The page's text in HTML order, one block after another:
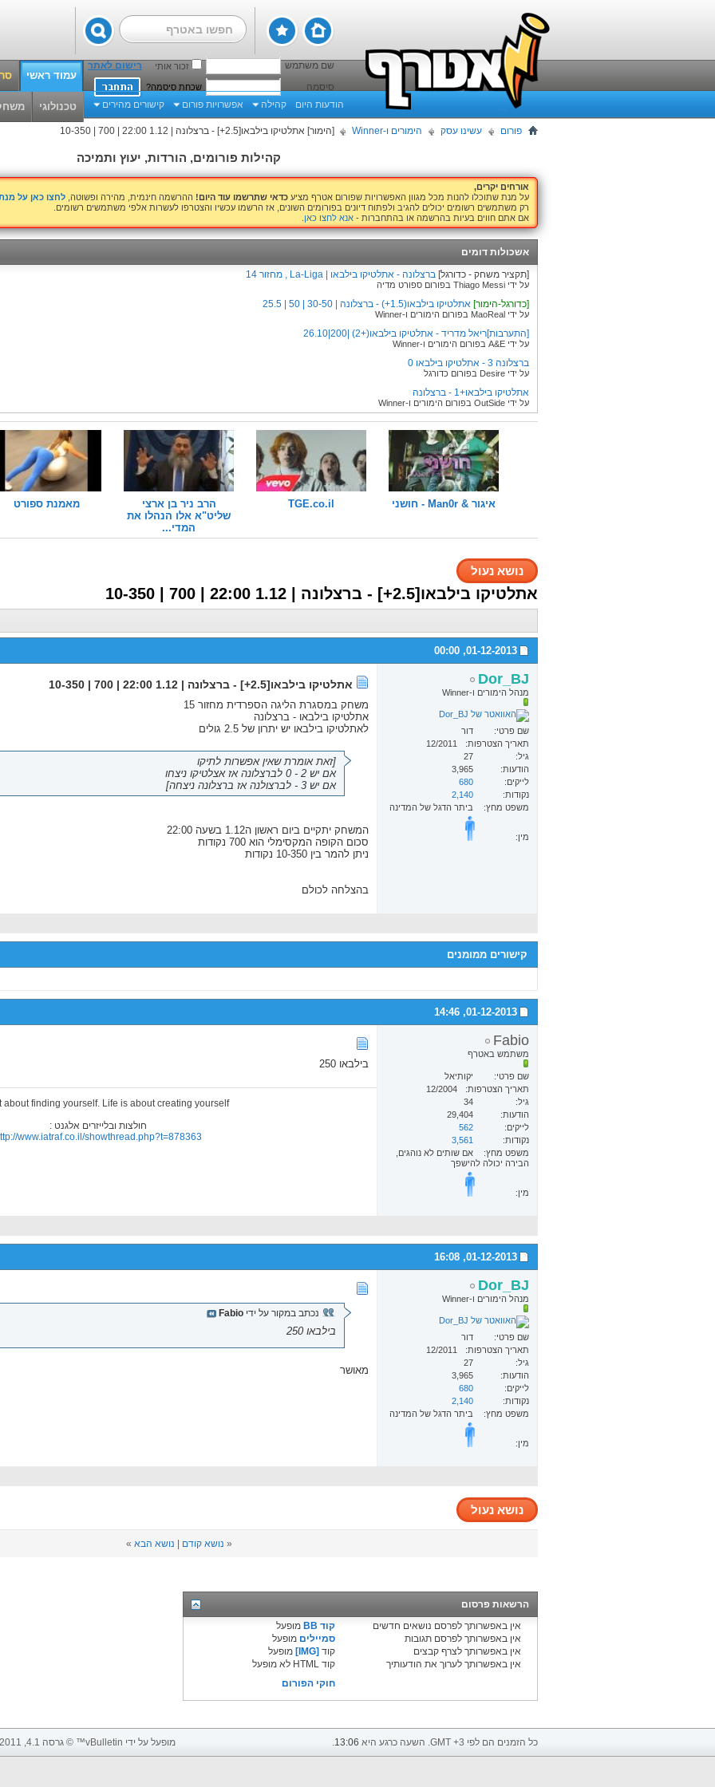
שם משתמש זכור אותי
רישום לאתר
סיסמה
שכחת סיסמה?
עמוד ראשי
הודעות היום קהילה אפשרויות פורום קישורים מהירים טכנולוגי
פורום עשינו עסק הימורים ו-Winner [הימור] אתלטיקו בילבאו[2.5+] - ברצלונה | 1.12 22:00 | 700 | 10-350
קהילות פורומים, הורדות, יעוץ ותמיכה
אורחים יקרים,
על מנת שתוכלו להנות מכל מגוון האפשרויות שפורום אטרף מציע כדאי שתרשמו עוד היום! ההרשמה חינמית, מהירה ופשוטה, לחצו כאן על
רק משתמשים רשומים יכולים להגיב ולפתוח דיונים בפורומים השונים, אז הרשמו עכשיו והצטרפו לעשרות אלפי משתמשים רשומים.
אם אתם חווים בעיות בהרשמה או בהתחברות - אנא לחצו כאן
אשכולות דומים
[תקציר משחק - כדורגל] ברצלונה - אתלטיקו בילבאו | La-Liga , מחזור 14
על ידי Thiago Messi בפורום ספורט מדיה
[כדורגל-הימור] אתלטיקו בילבאו(1.5+) - ברצלונה | 30-50 | 50 | 25.5
על ידי MaoReal בפורום הימורים ו-Winner
[התערבות]ריאל מדריד - אתלטיקו בילבאו(+2) |200|26.10
על ידי A&E בפורום הימורים ו-Winner
ברצלונה 3 - אתלטיקו בילבאו 0
על ידי Desire בפורום כדורגל
אתלטיקו בילבאו+1 - ברצלונה
על ידי OutSide בפורום הימורים ו-Winner
איגור & Man0r - חושני TGE.co.il
הרב ניר בן ארצי
שליט"א אלו הנהלו את
המדי...
מאמנת ספורט
נושא נעול
אתלטיקו בילבאו[2.5+] - ברצלונה | 1.12 22:00 | 700 | 10-350
01-12-2013,
00:00
Dor_BJ
מנהל הימורים ו-Winner
שם פרטי
דור
תאריך הצטרפות
12/2011
גיל
27
הודעות
3,965
לייקים
680
נקודות
2,140
משפט מחץ
ביתר הדגל של המדינה
מין:
אתלטיקו בילבאו[2.5+] - ברצלונה | 1.12 22:00 | 700 | 10-350
משחק במסגרת הליגה הספרדית מחזור 15
אתלטיקו בילבאו - ברצלונה
לאתלטיקו בילבאו יש יתרון של 2.5 גולים
[זאת אומרת שאין אפשרות לתיקו
אם יש 2 - 0 לברצלונה אז אצלטיקו ניצחו
אם יש 3 - לברצולנה אז ברצלונה ניצחה]
המשחק יתקיים ביום ראשון ה1.12 בשעה 22:00
סכום הקופה המקסימלי הוא 700 נקודות
ניתן להמר בין 10-350 נקודות
בהצלחה לכולם
קישורים ממומנים
01-12-2013,
14:46
Fabio
משתמש באטרף
שם פרטי
יקותיאל
תאריך הצטרפות
12/2004
גיל
34
הודעות
29,404
לייקים
562
נקודות
3,561
משפט מחץ
אם שותים לא נוהגים,
הבירה יכולה להישפך
מין:
בילבאו 250
about finding yourself. Life is about creating yourself
חולצות ובלייזרים אלגנט :
www.iatraf.co.il/showthread.php?t=878363
01-12-2013,
16:08
Dor_BJ
מנהל הימורים ו-Winner
שם פרטי
דור
תאריך הצטרפות
12/2011
גיל
27
הודעות
3,965
לייקים
680
נקודות
2,140
משפט מחץ
ביתר הדגל של המדינה
מין:
נכתב במקור על ידי Fabio
בילבאו 250
מאושר
נושא נעול
« נושא קודם | נושא הבא »
הרשאות פרסום
אין באפשרותך לפרסם נושאים חדשים
אין באפשרותך לפרסם תגובות
אין באפשרותך לצרף קבצים
אין באפשרותך לערוך את הודעותיך
קוד BB
מופעל
סמיילים מופעל
קוד [IMG]
מופעל
קוד HTML לא מופעל
חוקי הפורום
כל הזמנים הם לפי GMT +3. השעה כרגע היא 13:06 מופעל על ידי vBulletin™ © גרסה 4.1, 2011 vBulletin Solutions, Inc. כל הזכויות שמורות.